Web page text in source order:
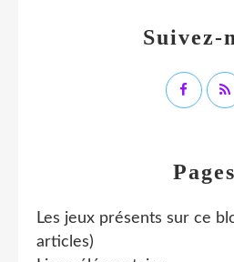
Pages
Les jeux présents sur ce
articles)
Suivez-